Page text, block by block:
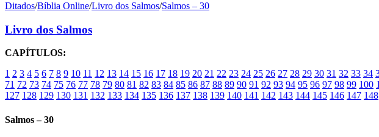
Ditados/Bíblia Online/Livro dos Salmos/Salmos – 30
Livro dos Salmos
CAPÍTULOS:
1 2 3 4 5 6 7 8 9 10 11 12 13 14 15 16 17 18 19 20 21 22 23 24 25 26 27 28 29 30 31 32 33 34
71 72 73 74 75 76 77 78 79 80 81 82 83 84 85 86 87 88 89 90 91 92 93 94 95 96 97 98 99 100
127 128 129 130 131 132 133 134 135 136 137 138 139 140 141 142 143 144 145 146 147 148
Salmos – 30